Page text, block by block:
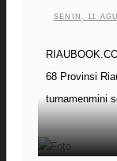
SENIN, 11
68 Provinsi
turnamenmini